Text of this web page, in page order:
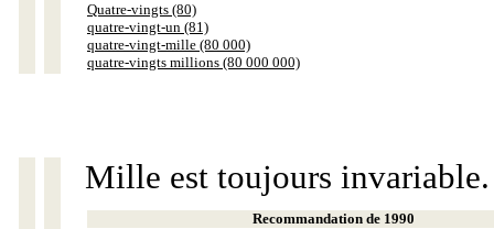
Quatre-vingts (80)
quatre-vingt-un (81)
quatre-vingt-mille (80 000)
quatre-vingts millions (80 000 000)
Mille est toujours invariable.
Recommandation de 1990